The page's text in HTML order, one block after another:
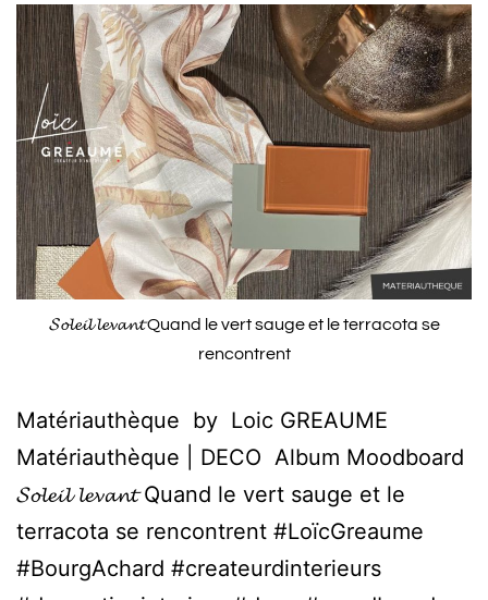
𝓢𝓸𝓵𝓮𝓲𝓵 𝓵𝓮𝓿𝓪𝓷𝓽 Quand le vert sauge et le terracota se
rencontrent
Matériauthèque by Loic GREAUME
Matériauthèque | DECO Album Moodboard
𝓢𝓸𝓵𝓮𝓲𝓵 𝓵𝓮𝓿𝓪𝓷𝓽 Quand le vert sauge et le
terracota se rencontrent #LoïcGreaume
#BourgAchard #createurdinterieurs